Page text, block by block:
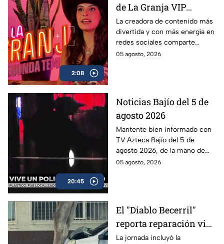
2:08
de La Granja VIP
Segunda Temporada,
revela que se puede
esperar del reality
próximamente
La creadora de contenido más
divertida y con más energía en
redes sociales comparte
detalles asombrosos que serán
05 agosto, 2026
20:45
Noticias Bajío del 5 de
agosto 2026
Mantente bien informado con
TV Azteca Bajío del 5 de
agosto 2026, de la mano de
Santiago Espinoza Figueroa y
05 agosto, 2026
El "Diablo Becerril"
reporta reparación vial
y un hecho trágico en
La jornada incluyó la